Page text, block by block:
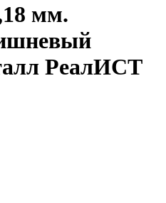
мм.
РеалИСТ